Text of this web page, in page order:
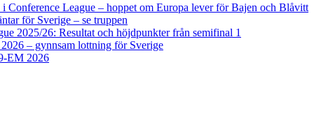
i Conference League – hoppet om Europa lever för Bajen och Blåvitt
för Sverige – se truppen
2025/26: Resultat och höjdpunkter från semifinal 1
– gynnsam lottning för Sverige
EM 2026